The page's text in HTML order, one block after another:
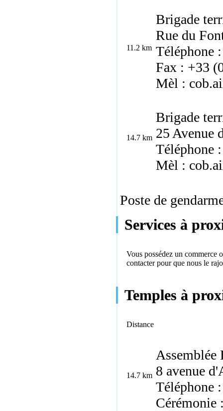
11.2 km
Brigade
Rue du
Téléphone
Fax : +33
Mèl :
14.7 km
Brigade
25 Avenue
Téléphone
Mèl :
Poste de
Services à
Vous possédez un commerce
contacterpour que nous le
Temples à
Distance
14.7 km
Assemblée
8 avenue
Téléphone
Cérémonie